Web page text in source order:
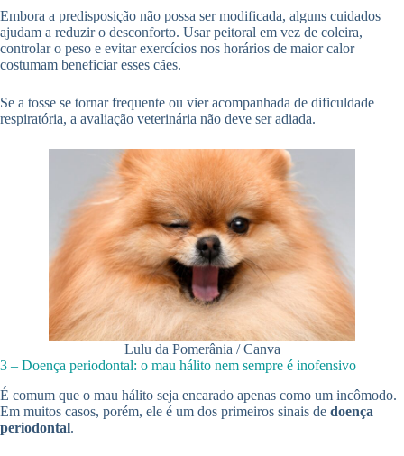
Embora a predisposição não possa ser modificada, alguns cuidados
ajudam a reduzir o desconforto. Usar peitoral em vez de coleira,
controlar o peso e evitar exercícios nos horários de maior calor
costumam beneficiar esses cães.
Se a tosse se tornar frequente ou vier acompanhada de dificuldade
respiratória, a avaliação veterinária não deve ser adiada.
Lulu da Pomerânia / Canva
3 – Doença periodontal: o mau hálito nem sempre é inofensivo
É comum que o mau hálito seja encarado apenas como um incômodo.
Em muitos casos, porém, ele é um dos primeiros sinais de doença
periodontal.